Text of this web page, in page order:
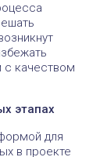
с качеством
этапах
для
в проекте